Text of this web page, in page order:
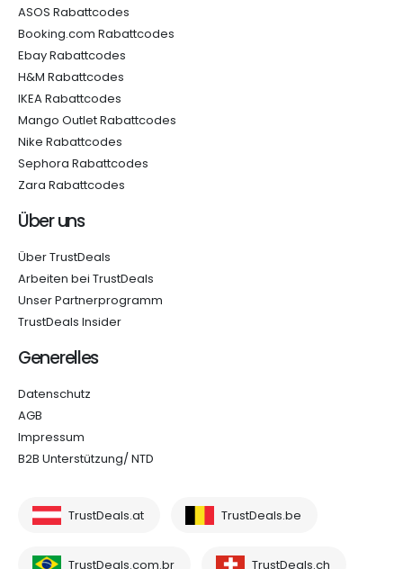
ASOS Rabattcodes
Booking.com Rabattcodes
Ebay Rabattcodes
H&M Rabattcodes
IKEA Rabattcodes
Mango Outlet Rabattcodes
Nike Rabattcodes
Sephora Rabattcodes
Zara Rabattcodes
Über uns
Über TrustDeals
Arbeiten bei TrustDeals
Unser Partnerprogramm
TrustDeals Insider
Generelles
Datenschutz
AGB
Impressum
B2B Unterstützung/ NTD
TrustDeals.at TrustDeals.be
TrustDeals.com.br TrustDeals.ch